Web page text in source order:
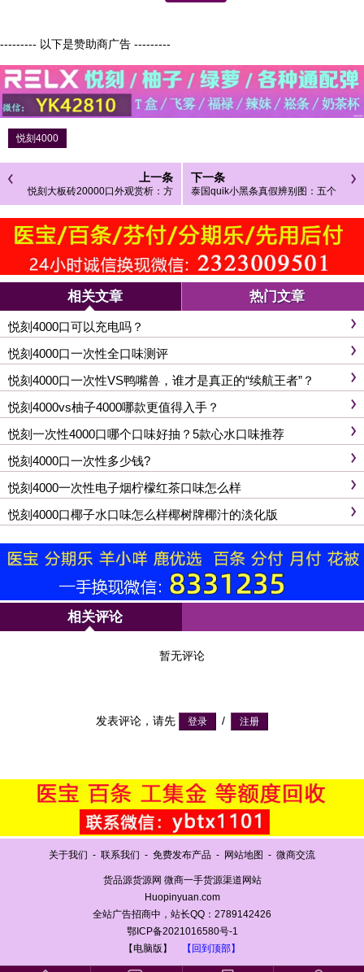
--------- 以下是赞助商广告 ---------
悦刻4000
上一条
悦刻大板砖20000口外观赏析：方
正质感，颜值与实力并存！
下一条
泰国quik小黑条真假辨别图：五个
细节对比
相关文章 热门文章
悦刻4000口可以充电吗？
悦刻4000口一次性全口味测评
悦刻4000口一次性VS鸭嘴兽，谁才是真正的“续航王者”？
悦刻4000vs柚子4000哪款更值得入手？
悦刻一次性4000口哪个口味好抽？5款心水口味推荐
悦刻4000口一次性多少钱?
悦刻4000一次性电子烟柠檬红茶口味怎么样
悦刻4000口椰子水口味怎么样椰树牌椰汁的淡化版
相关评论
暂无评论
发表评论，请先 /
关于我们 - 联系我们 - 免费发布产品 - 网站地图 - 微商交流
货品源货源网 微商一手货源渠道网站
Huopinyuan.com
全站广告招商中，站长QQ：2789142426
鄂ICP备2021016580号-1
【电脑版】
【回到顶部】